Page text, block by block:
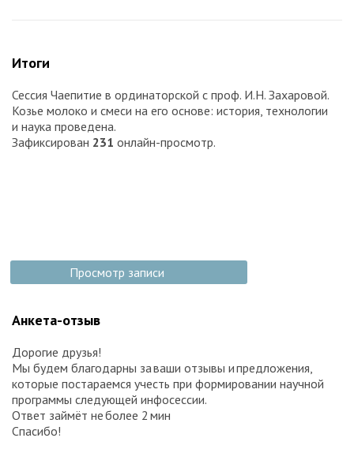
Итоги
Сессия Чаепитие в ординаторской с проф. И.Н. Захаровой.
Козье молоко и смеси на его основе: история, технологии
и наука проведена.
Зафиксирован 231 онлайн-просмотр.
Просмотр записи
Анкета-отзыв
Дорогие друзья!
Мы будем благодарны за ваши отзывы и предложения,
которые постараемся учесть при формировании научной
программы следующей инфосессии.
Ответ займёт не более 2 мин
Спасибо!